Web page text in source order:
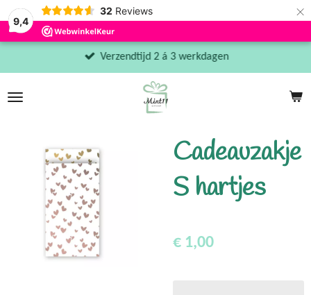
9,4
32 Reviews ×
Verzendtijd 2 á 3 werkdagen
Cadeauzakje
S hartjes
€ 1,00